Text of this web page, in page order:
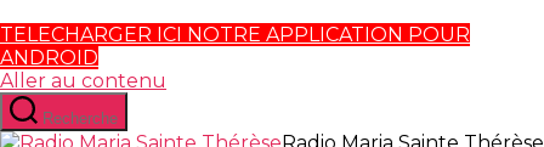
TELECHARGER ICI NOTRE APPLICATION POUR
ANDROID
Aller au contenu
Recherche